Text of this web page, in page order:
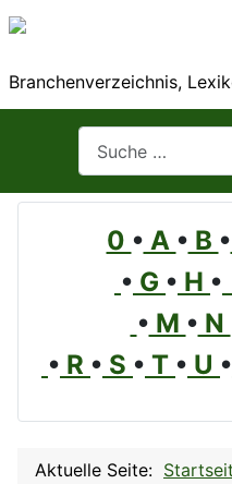
Branchenverzeichnis,
0 • A • B •
• G • H •
• M • N
• R • S • T • U •
Aktuelle Seite: